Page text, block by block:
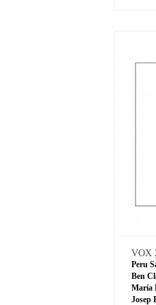
VOX
Peru
Ben
María
Josep